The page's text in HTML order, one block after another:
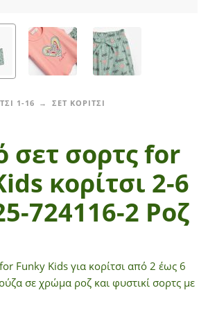
1-16 ΣΕΤ ΚΟΡΙΤΣΙ
σετ σορτς for
κορίτσι 2-6
724116-2 Ροζ
Funky Kids για κορίτσι από 2 έως 6
σε χρώμα ροζ και φυστικί σορτς με